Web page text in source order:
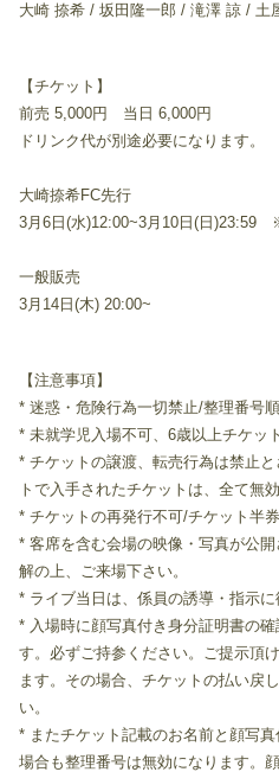
大崎 捺希 / 坂田隆一郎 / 滝澤 諒 / 土
【チケット】
前売 5,000円 当日 6,000円
ドリンク代が別途必要になります。
大崎捺希FC先行
3月6日(水)12:00~3月10日(日)23:59
一般販売
3月14日(木) 20:00~
【注意事項】
* 迷惑・危険行為一切禁止/整理番号
* 未就学児入場不可、6歳以上チケッ
* チケットの譲渡、転売行為は禁止
トで入手されたチケットは、全て無
* チケットの再発行不可/チケット半
* 客席を含む会場の映像・写真が公
解の上、ご来場下さい。
* ライブ当日は、係員の誘導・指示に
* 入場時に顔写真付き身分証明書の
す。必ずご持参ください。ご提示頂
ます。その場合、チケットの払い戻
い。
* またチケット記載のお名前と顔写
場合も整理番号は無効になります。